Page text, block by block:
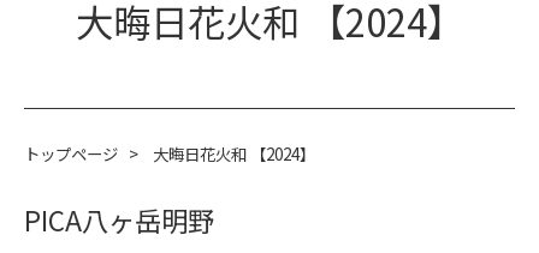
大晦日花火和 【2024】
トップページ > 大晦日花火和 【2024】
PICA八ヶ岳明野